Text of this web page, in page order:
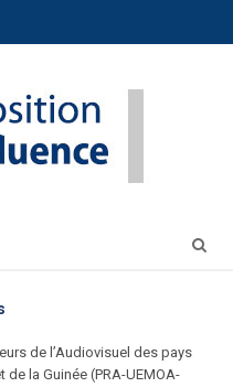
de l’Audiovisuel des pays
de la Guinée (PRA-UEMOA-